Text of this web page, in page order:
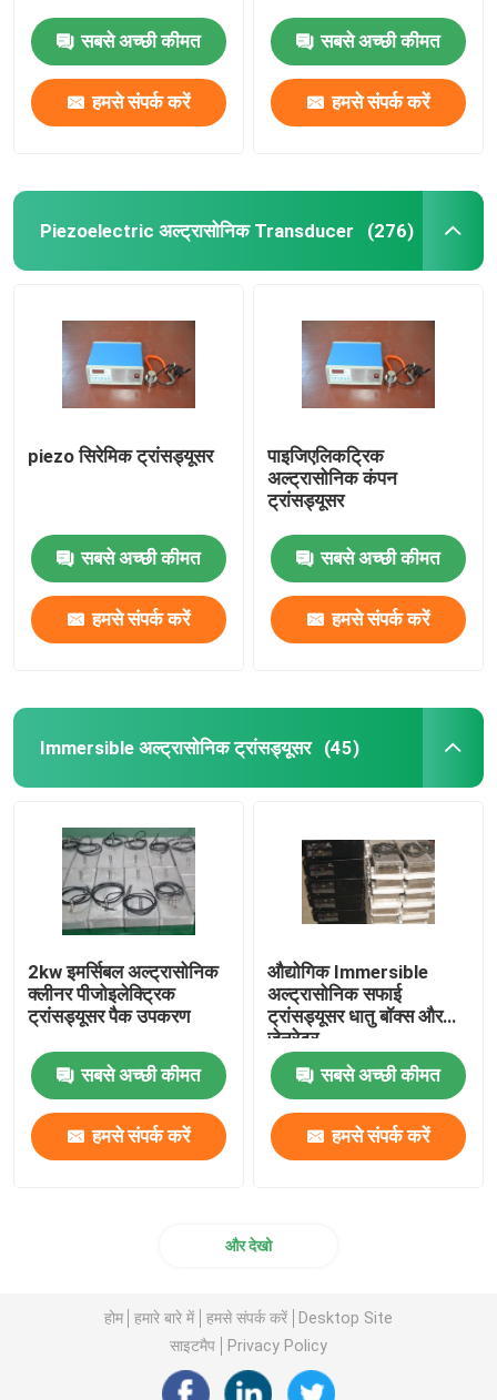
सबसे अच्छी कीमत
हमसे संपर्क करें
सबसे अच्छी कीमत
हमसे संपर्क करें
Piezoelectric अल्ट्रासोनिक Transducer (276)
piezo सिरेमिक ट्रांसड्यूसर
सबसे अच्छी कीमत
हमसे संपर्क करें
पाइजिएलिकट्रिक
अल्ट्रासोनिक कंपन
ट्रांसड्यूसर
सबसे अच्छी कीमत
हमसे संपर्क करें
Immersible अल्ट्रासोनिक ट्रांसड्यूसर (45)
2kw इमर्सिबल अल्ट्रासोनिक
क्लीनर पीजोइलेक्ट्रिक
ट्रांसड्यूसर पैक उपकरण
सबसे अच्छी कीमत
हमसे संपर्क करें
औद्योगिक Immersible
अल्ट्रासोनिक सफाई
ट्रांसड्यूसर धातु बॉक्स और
जेनरेटर
सबसे अच्छी कीमत
हमसे संपर्क करें
और देखो
होम हमारे बारे में हमसे संपर्क करें
Desktop Site
साइटमैप
Privacy Policy